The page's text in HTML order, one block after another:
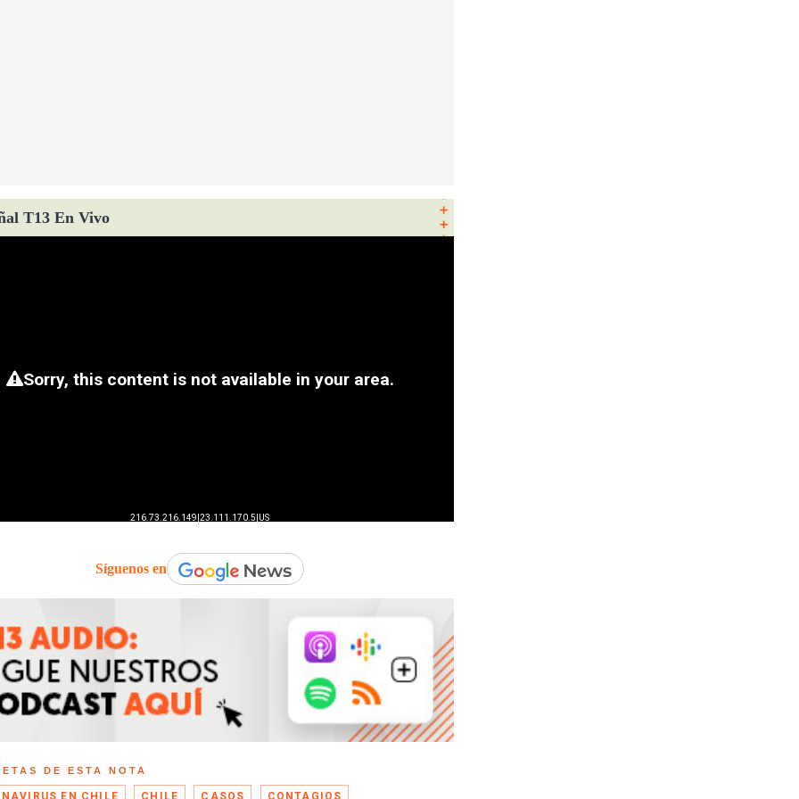
T13 En Vivo
Síguenos en
DE ESTA NOTA
EN CHILE CHILE CASOS CONTAGIOS